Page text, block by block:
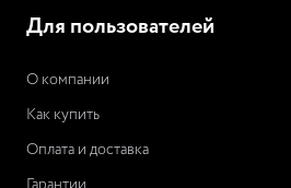
Для пользователей
О компании
Как купить
Оплата и доставка
Гарантии